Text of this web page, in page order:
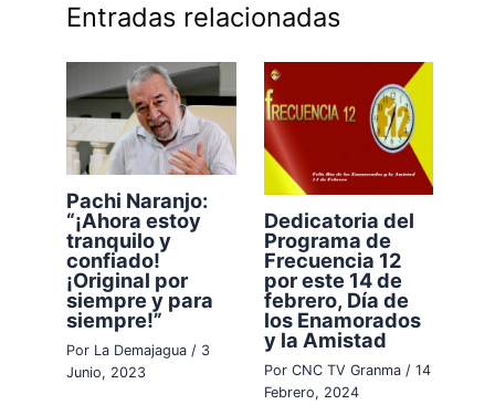
Entradas relacionadas
Pachi Naranjo:
“¡Ahora estoy
tranquilo y
confiado!
¡Original por
siempre y para
siempre!”
Por La Demajagua/ 3
Junio, 2023
Dedicatoria del
Programa de
Frecuencia 12
por este 14 de
febrero, Día de
los Enamorados
y la Amistad
Por CNC TV Granma / 14
Febrero, 2024